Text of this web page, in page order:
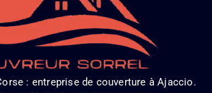
: entreprise de couverture à Ajaccio.